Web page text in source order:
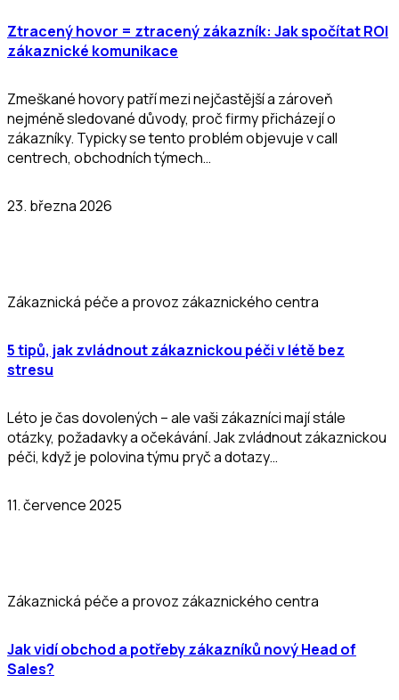
Ztracený hovor = ztracený zákazník: Jak spočítat ROI
zákaznické komunikace
Zmeškané hovory patří mezi nejčastější a zároveň
nejméně sledované důvody, proč firmy přicházejí o
zákazníky. Typicky se tento problém objevuje v call
centrech, obchodních týmech…
23. března 2026
Zákaznická péče a provoz zákaznického centra
5 tipů, jak zvládnout zákaznickou péči v létě bez
stresu
Léto je čas dovolených – ale vaši zákazníci mají stále
otázky, požadavky a očekávání. Jak zvládnout zákaznickou
péči, když je polovina týmu pryč a dotazy…
11. července 2025
Zákaznická péče a provoz zákaznického centra
Jak vidí obchod a potřeby zákazníků nový Head of
Sales?